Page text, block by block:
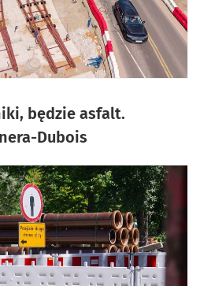
będzie asfalt.
Dubois